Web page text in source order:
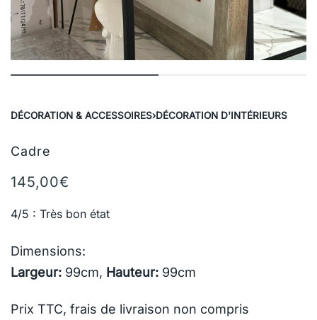
DÉCORATION & ACCESSOIRES›DÉCORATION D'INTÉRIEURS
Cadre
145,00€
4/5 : Très bon état
Dimensions:
Largeur: 99cm, Hauteur: 99cm
Prix TTC, frais de livraison non compris